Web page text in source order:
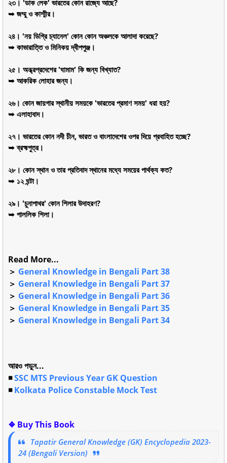
২৩। 'ডাক লেক' ভারতের কোন রাজ্যে আছে?
➥ জম্মু ও কাশ্মীর।
২৪। 'নয় ডিগ্রি চ্যানেল' কোন কোন অঞ্চলকে আলাদা করেছে?
➥ কাভারাত্তি ও মিনিকয় দ্বীপপুঞ্জ।
২৫। অন্ধ্রপ্রদেশের 'ঘামাম' কি জন্য বিখ্যাত?
➥ আকরিক লোহার জন্য।
২৬। কোন জায়গার স্থানীয় সময়কে 'ভারতের প্রমাণ সময়' ধরা হয়?
➥ এলাহাবাদ।
২৭। ভারতের কোন নদী চীন, ভারত ও বাংলাদেশের ওপর দিয়ে প্রবাহিত হচ্ছে?
➥ ব্রহ্মপুত্র।
২৮। কোন স্থান ও তার প্রতিবাদ স্থানের মধ্যে সময়ের পার্থক্য কত?
➥ ১২ ঘন্টা।
২৯। 'চুনাপাথর' কোন শিলার উদাহরণ?
➥ পাললিক শিলা।
Read More...
＞ General Knowledge in Bengali Part 38
＞ General Knowledge in Bengali Part 37
＞ General Knowledge in Bengali Part 36
＞ General Knowledge in Bengali Part 35
＞ General Knowledge in Bengali Part 34
আরও পড়ুন...
◾SSC MTS Previous Year GK Question
◾Kolkata Police Constable Mock Test
❖ Buy This Book
Tapatir General Knowledge (GK) Encyclopedia 2023-
24 (Bengali Version)